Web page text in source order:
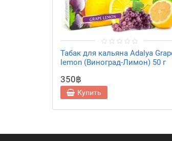
Табак для кальяна Adalya
lemon (Виноград-Лимон) 50 г
350฿
Купить